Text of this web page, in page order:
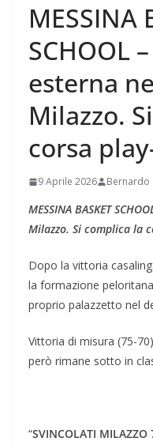
MESSINA
SCHOOL
esterna
Milazzo.
corsa
9 Aprile 2026 Bernardo
MESSINA BASKET
Milazzo. Si complica la
Dopo la vittoria
la formazione
proprio palazzetto nel
Vittoria di misura (75-
però rimane sotto in
“SVINCOLATI MILAZZO